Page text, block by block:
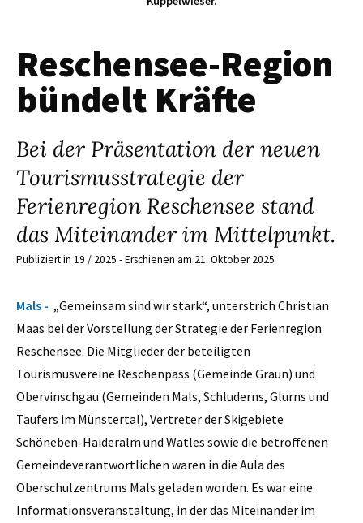
Reschensee-Region
bündelt Kräfte
Bei der Präsentation der neuen
Tourismusstrategie der
Ferienregion Reschensee stand
das Miteinander im Mittelpunkt.
Publiziert in 19 / 2025 - Erschienen am 21. Oktober 2025
Mals -
„Gemeinsam sind wir stark“, unterstrich Christian
Maas bei der Vorstellung der Strategie der Ferienregion
Reschensee. Die Mitglieder der beteiligten
Tourismusvereine Reschenpass (Gemeinde Graun) und
Obervinschgau (Gemeinden Mals, Schluderns, Glurns und
Taufers im Münstertal), Vertreter der Skigebiete
Schöneben-Haideralm und Watles sowie die betroffenen
Gemeindeverantwortlichen waren in die Aula des
Oberschulzentrums Mals geladen worden. Es war eine
Informationsveranstaltung, in der das Miteinander im